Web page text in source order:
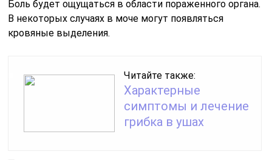
Боль будет ощущаться в области пораженного органа.
В некоторых случаях в моче могут появляться
кровяные выделения.
Читайте также:
Характерные
симптомы и лечение
грибка в ушах